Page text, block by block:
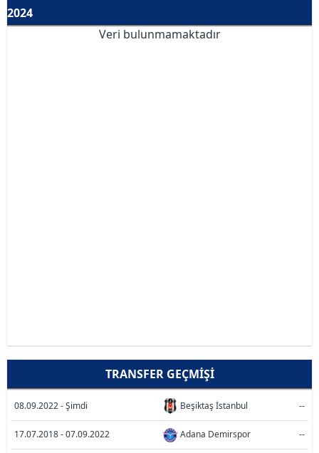
2024
Veri bulunmamaktadır
TRANSFER GEÇMIŞI
08.09.2022 - Şimdi Beşiktaş İstanbul --
17.07.2018 - 07.09.2022 Adana Demirspor --